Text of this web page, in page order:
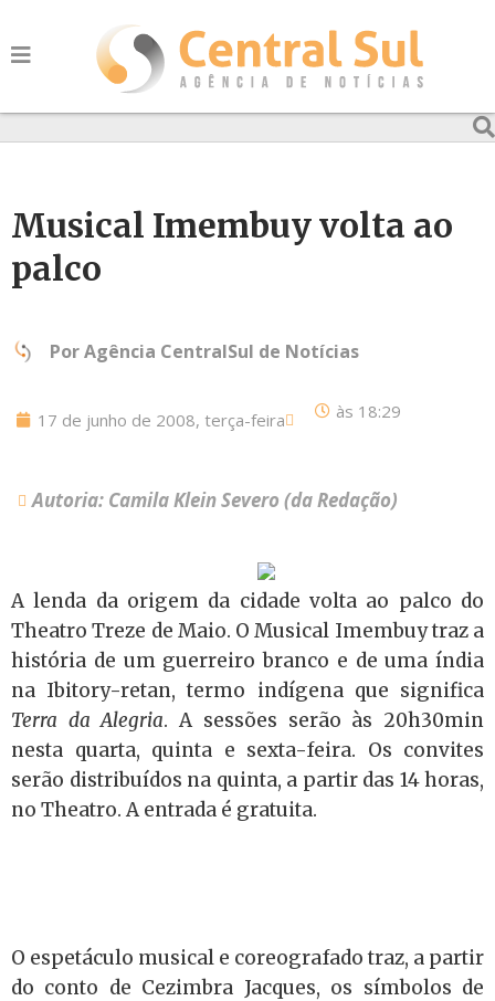
Musical Imembuy volta ao
palco
PorAgência CentralSul de Notícias
17 de junho de 2008, terça-feira às 18:29
Autoria: Camila Klein Severo (da Redação)
A lenda da origem da cidade volta ao palco do
Theatro Treze de Maio. O Musical Imembuy traz a
história de um guerreiro branco e de uma índia
na Ibitory-retan, termo indígena que significa
Terra da Alegria. A sessões serão às 20h30min
nesta quarta, quinta e sexta-feira. Os convites
serão distribuídos na quinta, a partir das 14 horas,
no Theatro. A entrada é gratuita.
O espetáculo musical e coreografado traz, a partir
do conto de Cezimbra Jacques, os símbolos de